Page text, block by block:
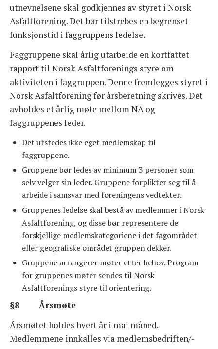
utnevnelsene skal godkjennes av styret i Norsk
Asfaltforening. Det bør tilstrebes en begrenset
funksjonstid i faggruppens ledelse.
Faggruppene skal årlig utarbeide en kortfattet
rapport til Norsk Asfaltforenings styre om
aktiviteten i faggruppen. Denne fremlegges styret i
Norsk Asfaltforening før årsberetning skrives. Det
avholdes et årlig møte mellom NA og
faggruppenes leder.
Det utstedes ikke eget medlemskap til
faggruppene.
Gruppene bør ledes av minimum 3 personer som
selv velger sin leder. Gruppene forplikter seg til å
arbeide i samsvar med foreningens vedtekter.
Gruppenes ledelse skal bestå av medlemmer i Norsk
Asfaltforening, og disse bør representere de
forskjellige medlemskategoriene i det fagområdet
eller geografiske området gruppen dekker.
Gruppene arrangerer møter etter behov. Program
for gruppenes møter sendes til Norsk
Asfaltforenings styre til orientering.
§8 Årsmøte
Årsmøtet holdes hvert år i mai måned.
Medlemmene innkalles via medlemsbedriften/-